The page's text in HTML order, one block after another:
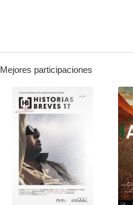
Mejores participaciones
--